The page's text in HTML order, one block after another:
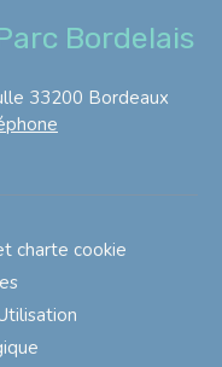
Bordelais
33200 Bordeaux
charte cookie